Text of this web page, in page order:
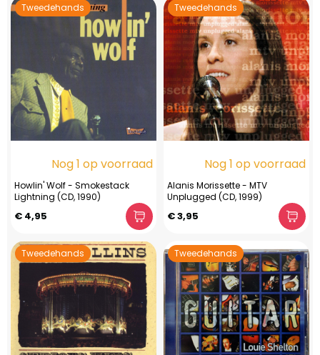
Tweedehands
Nog 1 op voorraad
Howlin' Wolf - Smokestack
Lightning (CD, 1990)
€ 4,95
Tweedehands
Nog 1 op voorraad
Alanis Morissette - MTV
Unplugged (CD, 1999)
€ 3,95
Tweedehands Tweedehands